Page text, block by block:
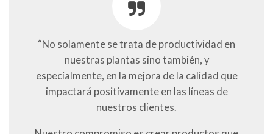
“No solamente se trata de productividad en
nuestras plantas sino también, y
especialmente, en la mejora de la calidad que
impactará positivamente en las líneas de
nuestros clientes.